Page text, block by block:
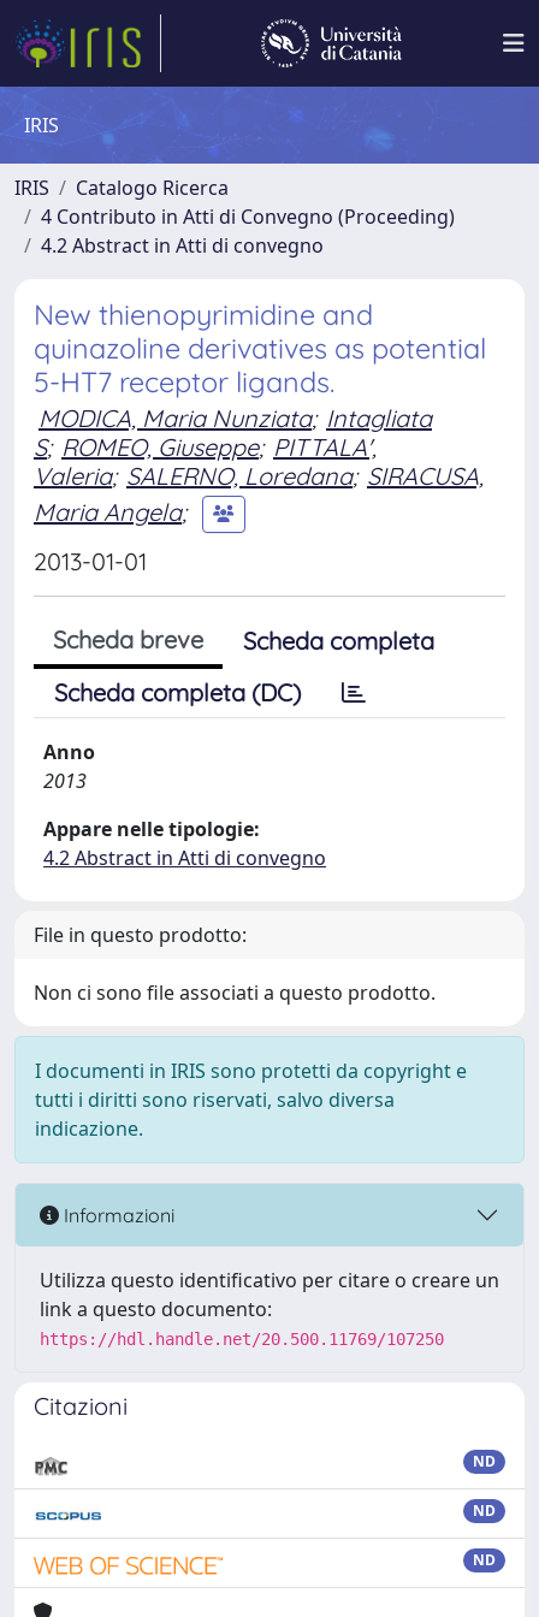
IRIS
IRIS
Catalogo Ricerca
4 Contributo in Atti di Convegno (Proceeding)
4.2 Abstract in Atti di convegno
New thienopyrimidine and
quinazoline derivatives as potential
5-HT7 receptor ligands.
MODICA, Maria Nunziata; Intagliata
S; ROMEO, Giuseppe; PITTALA',
Valeria; SALERNO, Loredana; SIRACUSA,
Maria Angela;
2013-01-01
Scheda breve
Scheda completa
Scheda completa (DC)
Anno
2013
Appare nelle tipologie:
4.2 Abstract in Atti di convegno
File in questo prodotto:
Non ci sono file associati a questo prodotto.
I documenti in IRIS sono protetti da copyright e
tutti i diritti sono riservati, salvo diversa
indicazione.
Informazioni
Utilizza questo identificativo per citare o creare un
link a questo documento:
https://hdl.handle.net/20.500.11769/107250
Citazioni
ND
ND
ND